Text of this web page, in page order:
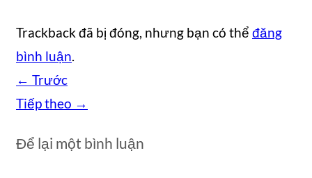
Trackback đã bị đóng, nhưng bạn có thể đăng
bình luận.
← Trước
Tiếp theo →
Để lại một bình luận